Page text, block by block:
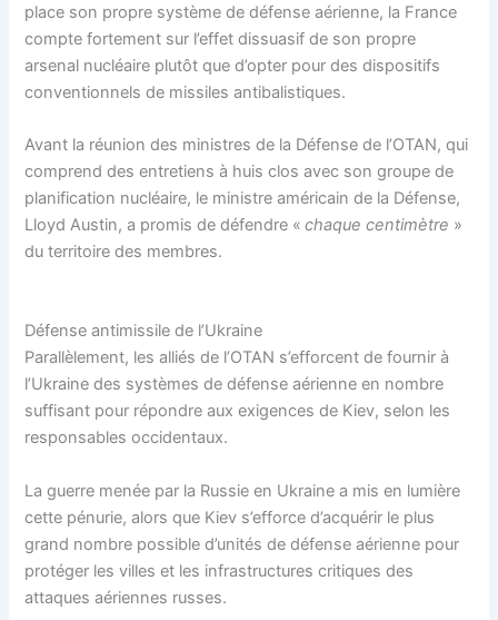
place son propre système de défense aérienne, la France
compte fortement sur l’effet dissuasif de son propre
arsenal nucléaire plutôt que d’opter pour des dispositifs
conventionnels de missiles antibalistiques.
Avant la réunion des ministres de la Défense de l’OTAN, qui
comprend des entretiens à huis clos avec son groupe de
planification nucléaire, le ministre américain de la Défense,
Lloyd Austin, a promis de défendre «chaque centimètre »
du territoire des membres.
Défense antimissile de l’Ukraine
Parallèlement, les alliés de l’OTAN s’efforcent de fournir à
l’Ukraine des systèmes de défense aérienne en nombre
suffisant pour répondre aux exigences de Kiev, selon les
responsables occidentaux.
La guerre menée par la Russie en Ukraine a mis en lumière
cette pénurie, alors que Kiev s’efforce d’acquérir le plus
grand nombre possible d’unités de défense aérienne pour
protéger les villes et les infrastructures critiques des
attaques aériennes russes.